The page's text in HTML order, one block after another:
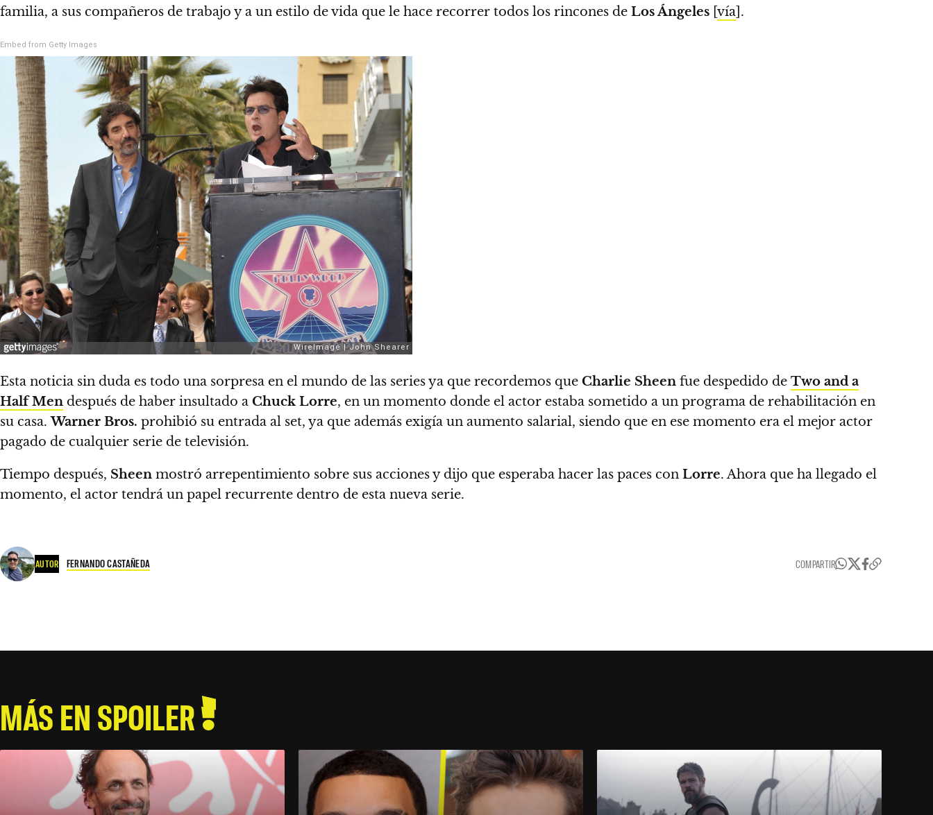
familia, a sus compañeros de trabajo y a un estilo de vida que le hace recorrer todos los rincones de Los Ángeles vía ].
Embed from Getty Images
Esta noticia sin duda es todo una sorpresa en el mundo de las series ya que recordemos que Charlie Sheen fue despedido de Two and a
Half Men después de haber insultado a Chuck Lorre, en un momento donde el actor estaba sometido a un programa de rehabilitación en
su casa.Warner Bros. prohibió su entrada al set, ya que además exigía un aumento salarial, siendo que en ese momento era el mejor actor
pagado de cualquier serie de televisión.
Tiempo después, Sheen mostró arrepentimiento sobre sus acciones y dijo que esperaba hacer las paces con Lorre. Ahora que ha llegado el
momento, el actor tendrá un papel recurrente dentro de esta nueva serie.
AUTOR FERNANDO CASTAÑEDA COMPARTIR
MÁS EN SPOILER